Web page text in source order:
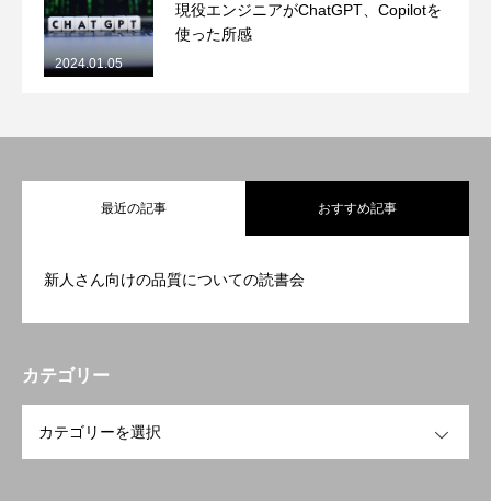
現役エンジニアがChatGPT、Copilotを
使った所感
2024.01.05
最近の記事 おすすめ記事
新人さん向けの品質についての読書会
カテゴリー